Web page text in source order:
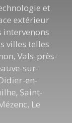
et
extérieur
intervenons
villes telles
Vals-près-
sur-
en-
Saint-
Le